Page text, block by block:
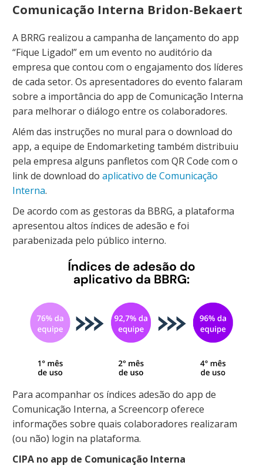
Comunicação Interna Bridon-Bekaert
A BRRG realizou a campanha de lançamento do app
“Fique Ligado!” em um evento no auditório da
empresa que contou com o engajamento dos líderes
de cada setor. Os apresentadores do evento falaram
sobre a importância do app de Comunicação Interna
para melhorar o diálogo entre os colaboradores.
Além das instruções no mural para o download do
app, a equipe de Endomarketing também distribuiu
pela empresa alguns panfletos com QR Code com o
link de download do aplicativo de Comunicação
Interna.
De acordo com as gestoras da BBRG, a plataforma
apresentou altos índices de adesão e foi
parabenizada pelo público interno.
Para acompanhar os índices adesão do app de
Comunicação Interna, a Screencorp oferece
informações sobre quais colaboradores realizaram
(ou não) login na plataforma.
CIPA no app de Comunicação Interna